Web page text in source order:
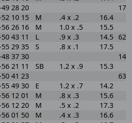
28 20
10 15 M .4 x .2
16.4
26 16 M 1.0 x .5
15.5
43 11 L .9 x .3 14.5
29 35 S .8 x .1
17.5
37 30
21 11 SB 1.2 x .9
15.3
41 23
49 30 E 1.2 x .7
14.2
12 01 M .8 x .3
15.6
12 20 M .5 x .2
17.3
01 50 M .4 x .3
16.6